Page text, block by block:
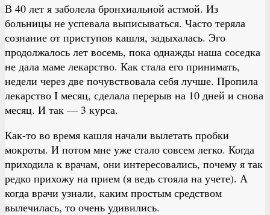
В 40 лет я заболела бронхиальной астмой. Из
больницы не успевала выписываться. Часто теряла
сознание от приступов кашля, задыхалась. Эго
продолжалось лет восемь, пока однажды наша соседка
не дала маме лекарство. Как стала его принимать,
недели через две почувствовала себя лучше. Пропила
лекарство I месяц, сделала перерыв на 10 дней и снова
месяц. И так — 3 курса.
Как-то во время кашля начали вылетать пробки
мокроты. И потом мне уже стало совсем легко. Когда
приходила к врачам, они интересовались, почему я так
редко прихожу на прием (я ведь стояла на учете). А
когда врачи узнали, каким простым средством
вылечилась, то очень удивились.